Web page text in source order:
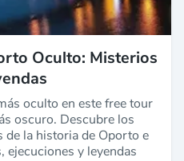
Oculto: Misterios
oculto en este free tour
oscuro. Descubre los
de la historia de Oporto e
ejecuciones y leyendas